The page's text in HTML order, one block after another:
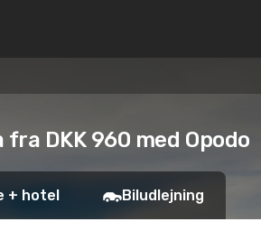
DKK 960 med Opodo
+ hotel Biludlejning